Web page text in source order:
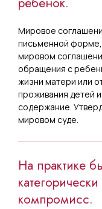
Мировое
письменной
мировом
обращения с
жизни матери или
проживания детей
содержание.
мировом суде.
На практике
компромисс.